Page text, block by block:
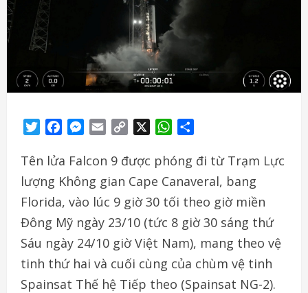
TwitterFacebookMessenger
Email
Copy
WhatsApp
Tên lửa Falcon 9 được phóng đi từ Trạm Lực
lượng Không gian Cape Canaveral, bang
Florida, vào lúc 9 giờ 30 tối theo giờ miền
Đông Mỹ ngày 23/10 (tức 8 giờ 30 sáng thứ
Sáu ngày 24/10 giờ Việt Nam), mang theo vệ
tinh thứ hai và cuối cùng của chùm vệ tinh
Spainsat Thế hệ Tiếp theo (Spainsat NG-2).